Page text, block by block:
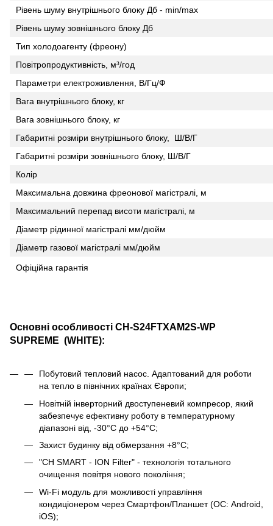
Рівень шуму внутрішнього блоку Дб - min/max
Рівень шуму зовнішнього блоку Дб
Тип холодоагенту (фреону)
Повітропродуктивність, м³/год
Параметри електроживлення, В/Гц/Ф
Вага внутрішнього блоку, кг
Вага зовнішнього блоку, кг
Габаритні розміри внутрішнього блоку, Ш/В/Г
Габаритні розміри зовнішнього блоку, Ш/В/Г
Колір
Максимальна довжина фреонової магістралі, м
Максимальний перепад висоти магістралі, м
Діаметр рідинної магістралі мм/дюйм
Діаметр газової магістралі мм/дюйм
Офіційна гарантія
Основні особливості CH-S24FTXAM2S-WP
SUPREME (WHITE):
Побутовий тепловий насос. Адаптований для роботи
на тепло в північних країнах Європи;
Новітній інверторний двоступеневий компресор, який
забезпечує ефективну роботу в температурному
діапазоні від, -30°C до +54°C;
Захист будинку від обмерзання +8°C;
"CH SMART - ION Filter" - технологія тотального
очищення повітря нового покоління;
Wi-Fi модуль для можливості управління
кондиціонером через Смартфон/Планшет (ОС: Android,
iOS);